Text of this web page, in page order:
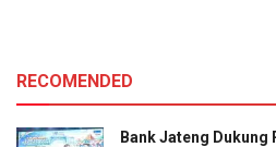
RECOMENDED
Bank Jateng Dukung